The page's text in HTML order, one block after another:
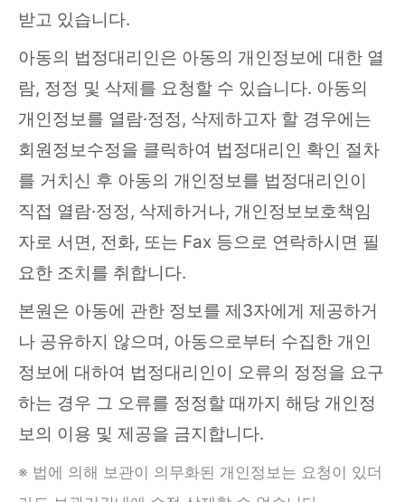
받고 있습니다.
아동의 법정대리인은 아동의 개인정보에 대한 열
람, 정정 및 삭제를 요청할 수 있습니다. 아동의
개인정보를 열람·정정, 삭제하고자 할 경우에는
회원정보수정을 클릭하여 법정대리인 확인 절차
를 거치신 후 아동의 개인정보를 법정대리인이
직접 열람·정정, 삭제하거나, 개인정보보호책임
자로 서면, 전화, 또는 Fax 등으로 연락하시면 필
요한 조치를 취합니다.
본원은 아동에 관한 정보를 제3자에게 제공하거
나 공유하지 않으며, 아동으로부터 수집한 개인
정보에 대하여 법정대리인이 오류의 정정을 요구
하는 경우 그 오류를 정정할 때까지 해당 개인정
보의 이용 및 제공을 금지합니다.
※ 법에 의해 보관이 의무화된 개인정보는 요청이 있더